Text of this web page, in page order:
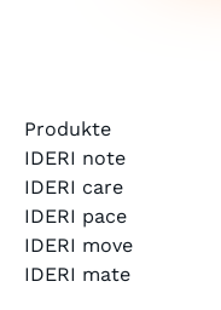
Produkte
IDERI note
IDERI care
IDERI pace
IDERI move
IDERI mate